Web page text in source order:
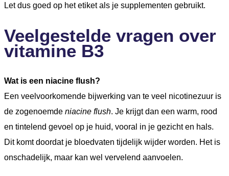
Let dus goed op het etiket als je supplementen gebruikt.
Veelgestelde vragen over
vitamine B3
Wat is een niacine flush?
Een veelvoorkomende bijwerking van te veel nicotinezuur is
de zogenoemde niacine flush. Je krijgt dan een warm, rood
en tintelend gevoel op je huid, vooral in je gezicht en hals.
Dit komt doordat je bloedvaten tijdelijk wijder worden. Het is
onschadelijk, maar kan wel vervelend aanvoelen.